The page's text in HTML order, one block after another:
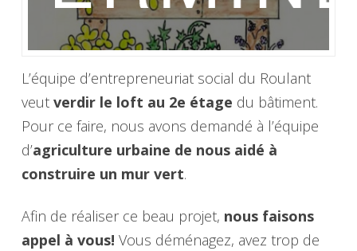
L’équipe d’entrepreneuriat social du Roulant
veut verdir le loft au 2e étage du bâtiment.
Pour ce faire, nous avons demandé à l’équipe
d’agriculture urbaine de nous aidé à
construire un mur vert.
Afin de réaliser ce beau projet, nous faisons
appel à vous! Vous déménagez, avez trop de